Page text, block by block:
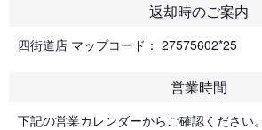
返却時のご案内
四街道店 マップコード： 27575602*25
営業時間
下記の営業カレンダーからご確認ください。